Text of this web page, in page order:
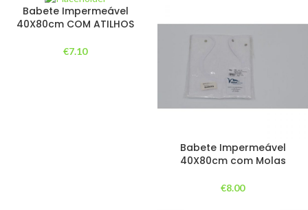
Babete Impermeável
40X80cm COM ATILHOS
€7.10
Babete Impermeável
40X80cm com Molas
€8.00